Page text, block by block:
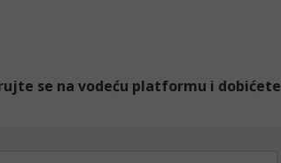
se na vodeću platformu i dobićete